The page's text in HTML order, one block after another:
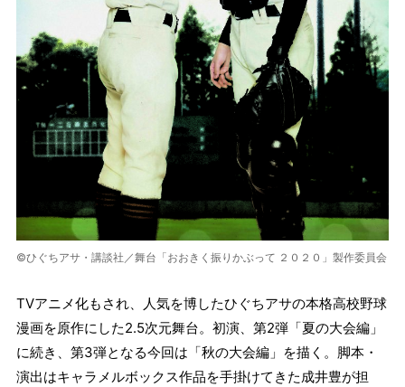
©ひぐちアサ・講談社／舞台「おおきく振りかぶって ２０２０」製作委員会
TVアニメ化もされ、人気を博したひぐちアサの本格高校野球
漫画を原作にした2.5次元舞台。初演、第2弾「夏の大会編」
に続き、第3弾となる今回は「秋の大会編」を描く。脚本・
演出はキャラメルボックス作品を手掛けてきた成井豊が担